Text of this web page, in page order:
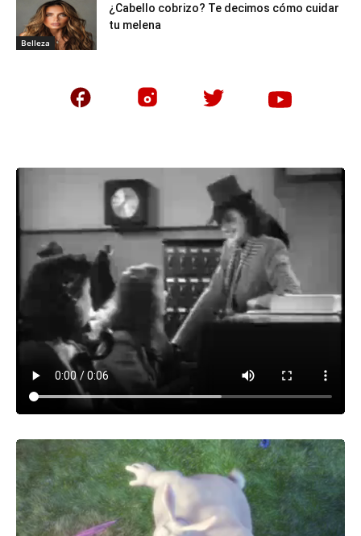
Belleza
¿Cabello cobrizo? Te decimos cómo cuidar
tu melena